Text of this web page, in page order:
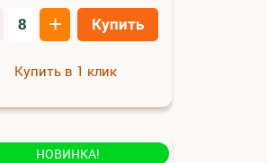
+ Купить
Купить в 1 клик
НОВИНКА!